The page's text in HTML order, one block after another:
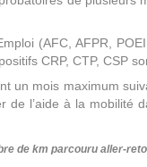
(AFC, AFPR,
CRP, CTP, CSP
un mois maximum
l’aide à la mobilité
de km parcouru aller-